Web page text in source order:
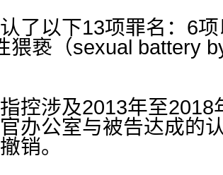
了以下13项罪名：6
猥亵（sexual battery
控涉及2013年至2018
办公室与被告达成的
销。